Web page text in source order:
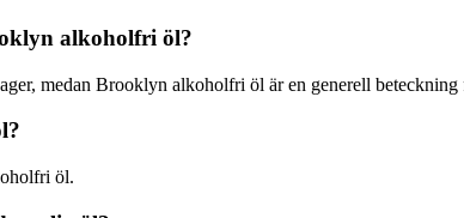
alkoholfri öl?
medan Brooklyn alkoholfri öl är en generell
öl.